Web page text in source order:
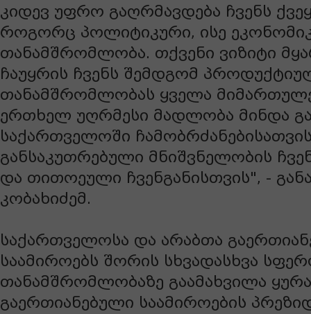
კიდევ უფრო გაღრმავდება ჩვენს
როგორც პოლიტიკური, ისე
თანამშრომლობა. თქვენი ვიზიტი
ჩაუყრის ჩვენს შემდგომ
თანამშრომლობას ყველა
ერთხელ უღრმესი მადლობა მინდა
საქართველოში
განსაკუთრებული მნიშვნელობის
და თითოეული ჩვენგანისთვის", -
კობახიძემ.
საქართველოსა და არაბთა
საამიროებს შორის სხვადასხვა
თანამშრომლობაზე გაამახვილა
გაერთიანებული საამიროების